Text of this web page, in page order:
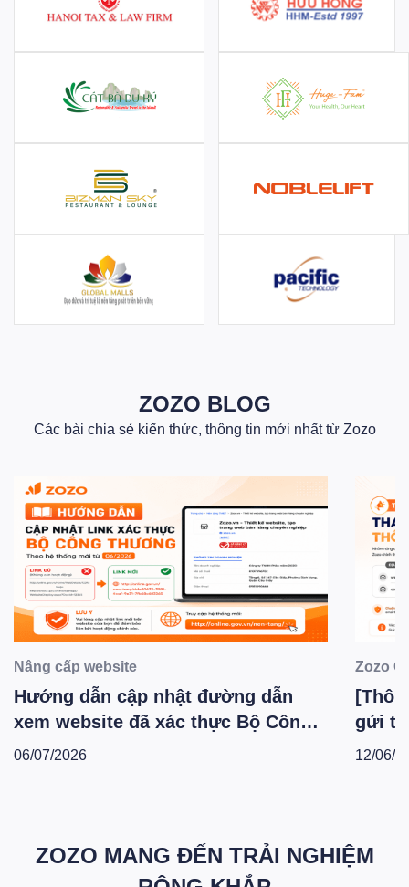
ZOZO BLOG
Các bài chia sẻ kiến thức, thông tin mới nhất từ Zozo
Nâng cấp website
Hướng dẫn cập nhật đường dẫn
xem website đã xác thực Bộ Công
Thương theo hệ thống mới -
06/07/2026
Zozo
gửi
Zozo
12/06/
ZOZO MANG ĐẾN TRẢI NGHIỆM